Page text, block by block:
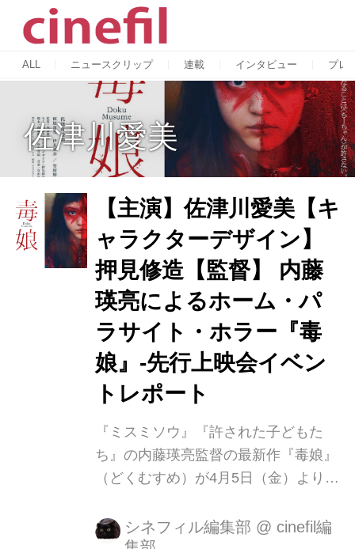
ALL ニュースクリップ 連載 インタビュー プレ
佐津川愛美
【主演】佐津川愛美【キ
ャラクターデザイン】
押見修造【監督】 内藤
瑛亮によるホーム・パ
ラサイト・ホラー『毒
娘』-先行上映会イベン
トレポート
『ミスミソウ』『許された子どもた
ち』の内藤瑛亮監督の最新作『毒娘』
（どくむすめ）が4月5日（金）より、
びとなりました。主演を務めるのは、
シネフィル編集部 @ cinefil編